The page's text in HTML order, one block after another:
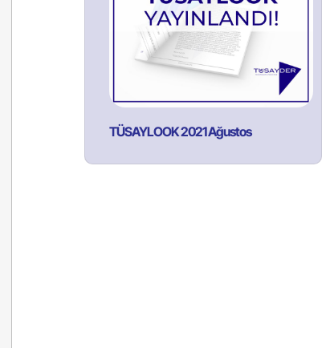
TÜSAYLOOK 2021 Ağustos